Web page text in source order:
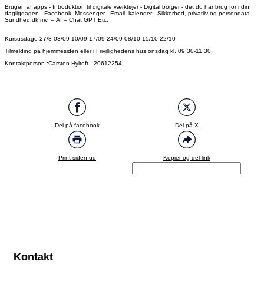
Brugen af apps - Introduktion til digitale værktøjer - Digital borger - det du har brug for i din
dagligdagen - Facebook, Messenger - Email, kalender - Sikkerhed, privatliv og persondata -
Sundhed.dk mv. – AI – Chat GPT Etc.
Kursusdage 27/8-03/09-10/09-17/09-24/09-08/10-15/10-22/10
Tilmelding på hjemmesiden eller i Frivillighedens hus onsdag kl. 09:30-11:30
Kontaktperson :Carsten Hyltoft - 20612254
Del på facebook Del på X
Print siden ud Kopier og del link
Kontakt